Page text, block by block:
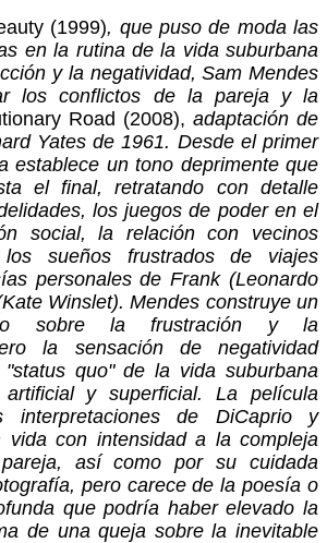
(1999), que puso de moda las
en la rutina de la vida suburbana
y la negatividad, Sam Mendes
los conflictos de la pareja y la
Road (2008), adaptación de
Yates de 1961. Desde el primer
establece un tono deprimente que
el final, retratando con detalle
los juegos de poder en el
social, la relación con vecinos
los sueños frustrados de viajes
personales de Frank (Leonardo
Winslet). Mendes construye un
sobre la frustración y la
la sensación de negatividad
quo" de la vida suburbana
y superficial. La película
interpretaciones de DiCaprio y
vida con intensidad a la compleja
así como por su cuidada
pero carece de la poesía o
que podría haber elevado la
de una queja sobre la inevitable